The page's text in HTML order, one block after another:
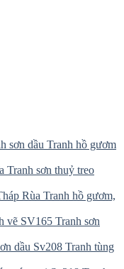
Tranh hồ gươm
Tranh sơn thuỷ treo
Tranh hồ gươm,
Tranh sơn
Tranh tùng